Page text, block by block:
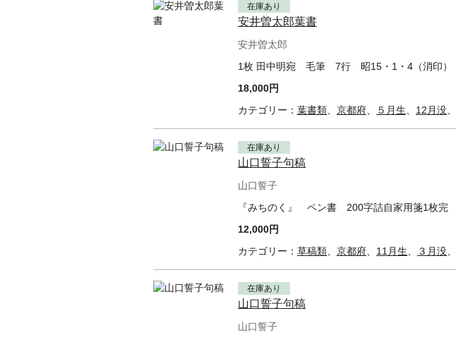
在庫あり
安井曽太郎葉書
安井曽太郎
1枚 田中明宛 毛筆 7行 昭15・1・4（消印）
18,000円
カテゴリー： 葉書類 京都府 ５月生 12月没
在庫あり
山口誓子句稿
山口誓子
『みちのく』 ペン書 200字詰自家用箋1枚完
12,000円
カテゴリー： 草稿類 京都府 11月生 ３月没
在庫あり
山口誓子句稿
山口誓子